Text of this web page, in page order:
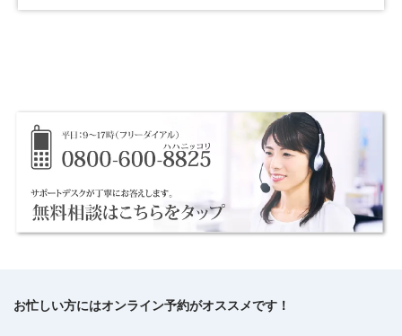
お忙しい方にはオンライン予約がオススメです！